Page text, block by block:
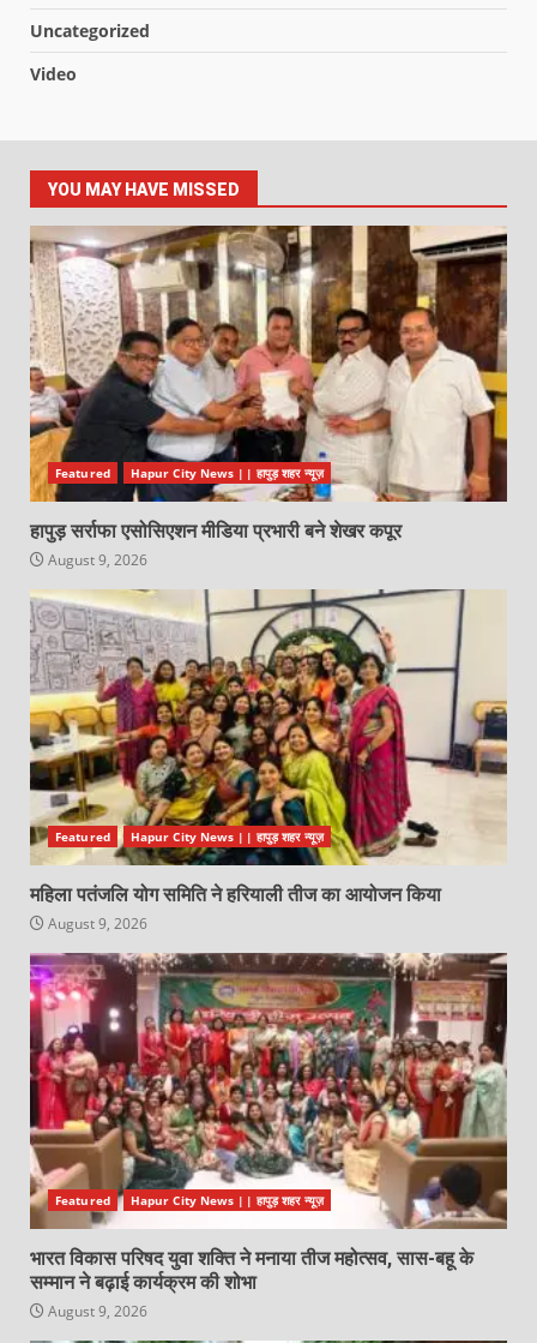
Uncategorized
Video
YOU MAY HAVE MISSED
Featured Hapur City News || हापुड़ शहर न्यूज़
हापुड़ सर्राफा एसोसिएशन मीडिया प्रभारी बने शेखर कपूर
August 9, 2026
Featured Hapur City News || हापुड़ शहर न्यूज़
महिला पतंजलि योग समिति ने हरियाली तीज का आयोजन किया
August 9, 2026
Featured Hapur City News || हापुड़ शहर न्यूज़
भारत विकास परिषद युवा शक्ति ने मनाया तीज महोत्सव, सास-बहू के
सम्मान ने बढ़ाई कार्यक्रम की शोभा
August 9, 2026